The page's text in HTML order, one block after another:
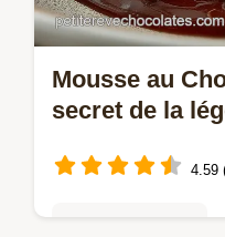
Mousse au
secret de la
4.59